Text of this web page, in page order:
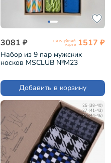
3081 ₽ по клубной
карте 1517 ₽
Набор из 9 пар мужских
носков MSCLUB №М23
Добавить в корзину
25 (38-40)
27 (41-43)
29 (44-46)